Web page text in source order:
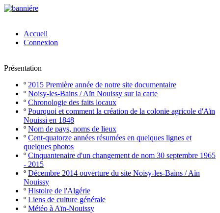
Accueil
Connexion
Présentation
º 2015 Première année de notre site documentaire
º Noisy-les-Bains / Aïn Nouissy sur la carte
º Chronologie des faits locaux
º Pourquoi et comment la création de la colonie agricole d'Aïn
Nouissi en 1848
º Nom de pays, noms de lieux
º Cent-quatorze années résumées en quelques lignes et
quelques photos
º Cinquantenaire d'un changement de nom 30 septembre 1965
- 2015
º Décembre 2014 ouverture du site Noisy-les-Bains / Aïn
Nouissy
º Histoire de l'Algérie
º Liens de culture générale
º Météo à Aïn-Nouissy